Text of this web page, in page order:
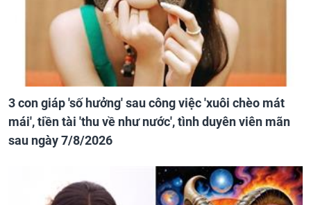
3 con giáp 'số hưởng' sau công việc 'xuôi chèo mát
mái', tiền tài 'thu về như nước', tình duyên viên mãn
sau ngày 7/8/2026